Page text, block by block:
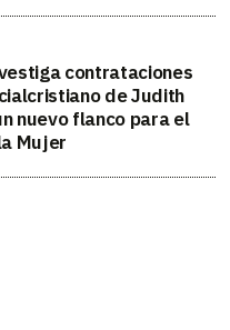
contrataciones
de Judith
nuevo flanco para el
Mujer